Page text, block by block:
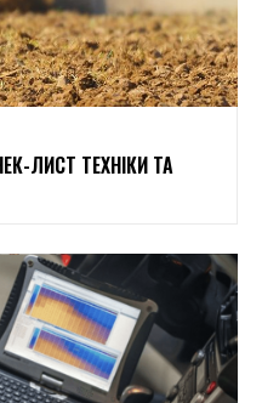
ЛИСТ ТЕХНІКИ ТА